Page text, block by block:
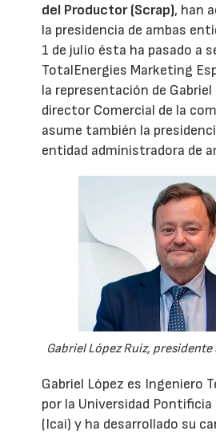
del Productor (Scrap), han
la presidencia de ambas
1 de julio ésta ha pasado a
TotalEnergies Marketing
la representación de Gabriel
director Comercial de la
asume también la
entidad administradora de
Gabriel López Ruiz, presidente
Gabriel López es Ingeniero
por la Universidad Pontificia
(Icai) y ha desarrollado su